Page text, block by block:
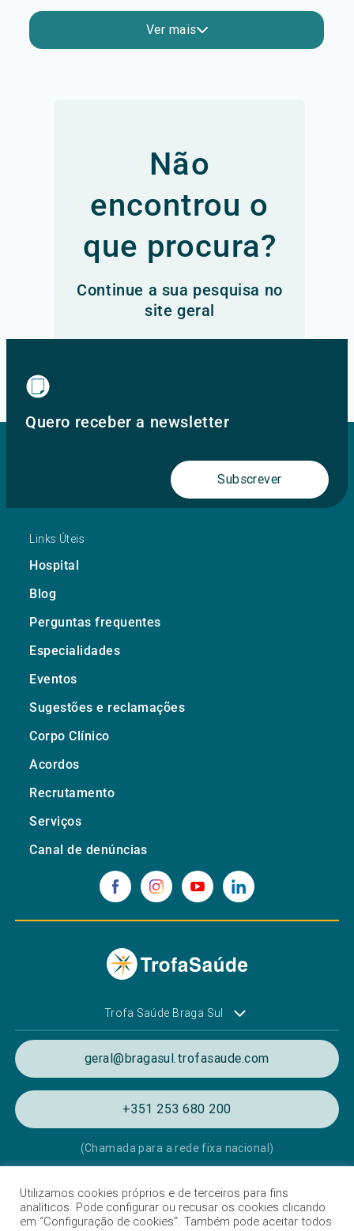
Ver mais
Não
encontrou o
que procura?
Continue a sua pesquisa no
site geral
Quero receber a newsletter
Subscrever
Links Úteis
Hospital
Blog
Perguntas frequentes
Especialidades
Eventos
Sugestões e reclamações
Corpo Clínico
Acordos
Recrutamento
Serviços
Canal de denúncias
Trofa Saúde Braga Sul
geral@bragasul.trofasaude.com
+351 253 680 200
(Chamada para a rede fixa nacional)
Política de Privacidade e de Cookies
Termos e condições de utilização
Utilizamos cookies próprios e de terceiros para fins
analíticos. Pode configurar ou recusar os cookies clicando
em “Configuração de cookies”. Também pode aceitar todos